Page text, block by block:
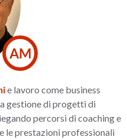
AM
e lavoro come business
gestione di progetti di
percorsi di coaching e
le prestazioni professionali